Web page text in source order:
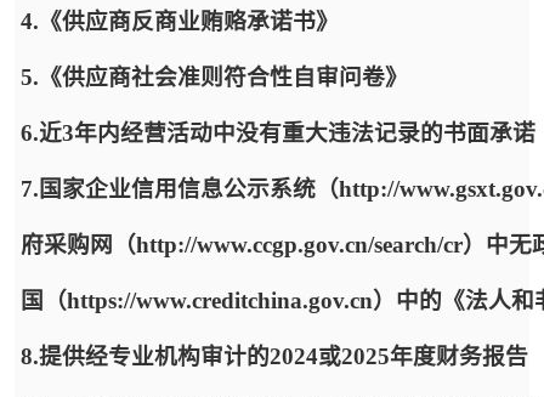
4.《供应商反商业贿赂承诺书》
5.《供应商社会准则符合性自审问卷》
6.近3年内经营活动中没有重大违法记录的书面承诺
7.国家企业信用信息公示系统（http://
府采购网（http://www.ccgp.gov.cn/search/cr）中
国（https://www.creditchina.gov.cn）中的《法人
8.提供经专业机构审计的2024或2025年度财务报